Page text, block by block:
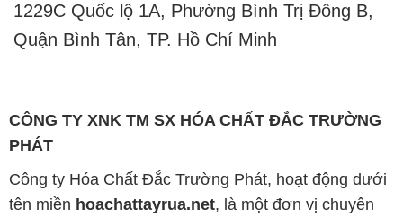
1229C Quốc lộ 1A, Phường Bình Trị Đông B,
Quận Bình Tân, TP. Hồ Chí Minh
CÔNG TY XNK TM SX HÓA CHẤT ĐẮC TRƯỜNG
PHÁT
Công ty Hóa Chất Đắc Trường Phát, hoạt động dưới
tên miền hoachattayrua.net, là một đơn vị chuyên